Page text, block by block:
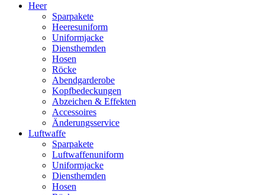
Heer
Sparpakete
Heeresuniform
Uniformjacke
Diensthemden
Hosen
Röcke
Abendgarderobe
Kopfbedeckungen
Abzeichen & Effekten
Accessoires
Änderungsservice
Luftwaffe
Sparpakete
Luftwaffenuniform
Uniformjacke
Diensthemden
Hosen